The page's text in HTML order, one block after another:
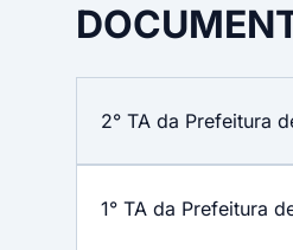
2° TA da Prefeitura
1° TA da Prefeitura